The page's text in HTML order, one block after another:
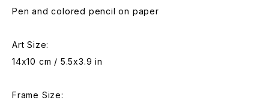
Pen and colored pencil on paper
Art Size:
14x10 cm / 5.5x3.9 in
Frame Size: